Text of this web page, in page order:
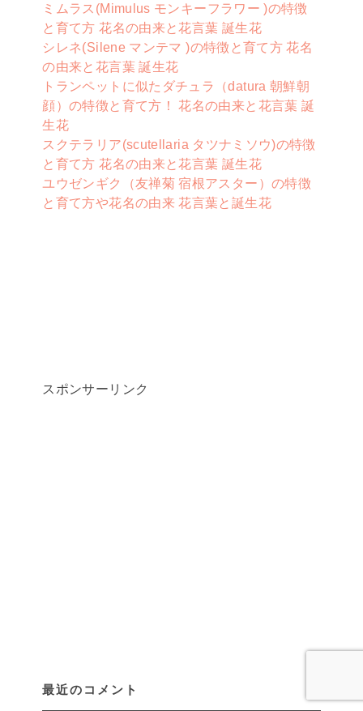
ミムラス(Mimulus モンキーフラワー )の特徴
と育て方 花名の由来と花言葉 誕生花
シレネ(Silene マンテマ )の特徴と育て方 花名
の由来と花言葉 誕生花
トランペットに似たダチュラ（datura 朝鮮朝
顔）の特徴と育て方！ 花名の由来と花言葉 誕
生花
スクテラリア(scutellaria タツナミソウ)の特徴
と育て方 花名の由来と花言葉 誕生花
ユウゼンギク（友禅菊 宿根アスター）の特徴
と育て方や花名の由来 花言葉と誕生花
スポンサーリンク
最近のコメント